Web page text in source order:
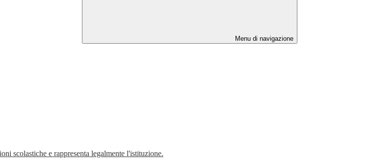
Menu di navigazione
scolastiche e rappresenta legalmente l'istituzione.